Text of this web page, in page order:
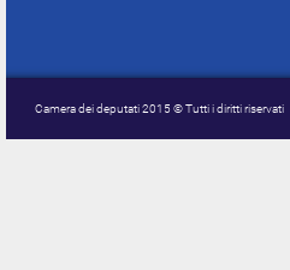
Camera dei deputati 2015 © Tutti i diritti riservati